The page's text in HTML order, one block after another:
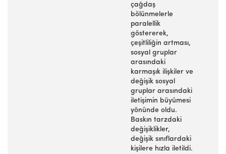
çağdaş
bölünmelerle
paralellik
göstererek,
çeşitliliğin artması,
sosyal gruplar
arasındaki
karmaşık ilişkiler ve
değişik sosyal
gruplar arasındaki
iletişimin büyümesi
yönünde oldu.
Baskın tarzdaki
değişiklikler,
değişik sınıflardaki
kişilere hızla iletildi.